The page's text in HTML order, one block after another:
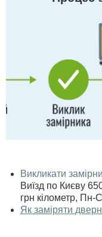
Викликати
Виїзд по Києву
грн кілометр, Пн-
Як заміряти